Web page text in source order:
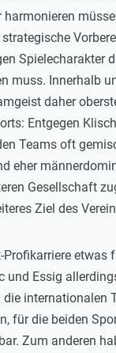
harmonieren
Spielecharakter
muss. Innerhalb
daher
Entgegen
Teams oft
eher
Gesellschaft
Ziel des
Profikarriere etwas
und Essig
die internationalen
für die beiden
Zum anderen